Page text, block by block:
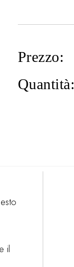
Prezzo:
Quantità:
il